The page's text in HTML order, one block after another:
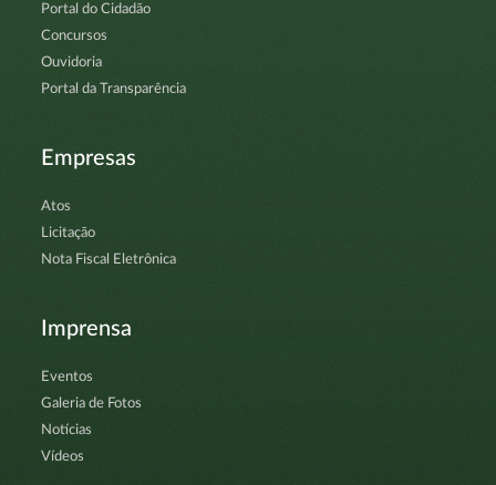
Portal do Cidadão
Concursos
Ouvidoria
Portal da Transparência
Empresas
Atos
Licitação
Nota Fiscal Eletrônica
Imprensa
Eventos
Galeria de Fotos
Notícias
Vídeos